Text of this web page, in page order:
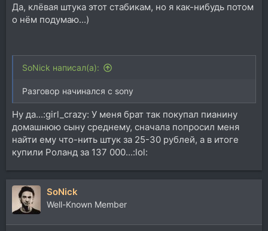
Да, клёвая штука этот стабикам, но я как-нибудь потом
о нём подумаю...)
SoNick написал(а):
Разговор начинался с sony
Ну да...:girl_crazy: У меня брат так покупал пианину
домашнюю сыну среднему, сначала попросил меня
найти ему что-нить штук за 25-30 рублей, а в итоге
купили Роланд за 137 000...:lol:
SoNick
Well-Known Member